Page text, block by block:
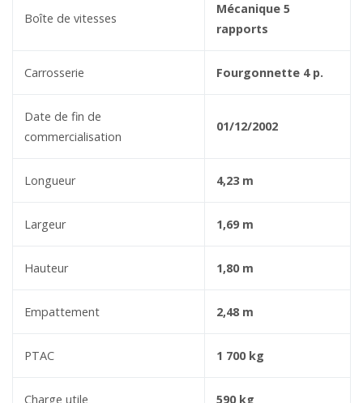
Boîte de vitesses
Mécanique 5
rapports
Carrosserie Fourgonnette 4 p.
Date de fin de
commercialisation
01/12/2002
Longueur 4,23 m
Largeur 1,69 m
Hauteur 1,80 m
Empattement 2,48 m
PTAC 1 700 kg
Charge utile 590 kg